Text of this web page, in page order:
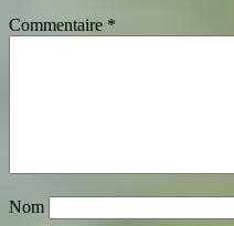
Commentaire *
Nom